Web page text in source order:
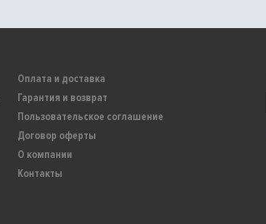
Оплата и доставка
Гарантия и возврат
Пользовательское соглашение
Договор оферты
О компании
Контакты